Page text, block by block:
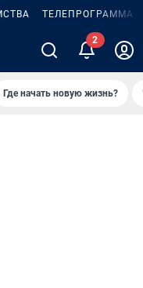
ТЕЛЕПРОГРАММА
Где начать новую жизнь?